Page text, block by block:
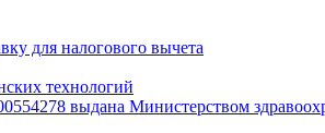
для налогового вычета
технологий
выдана Министерством